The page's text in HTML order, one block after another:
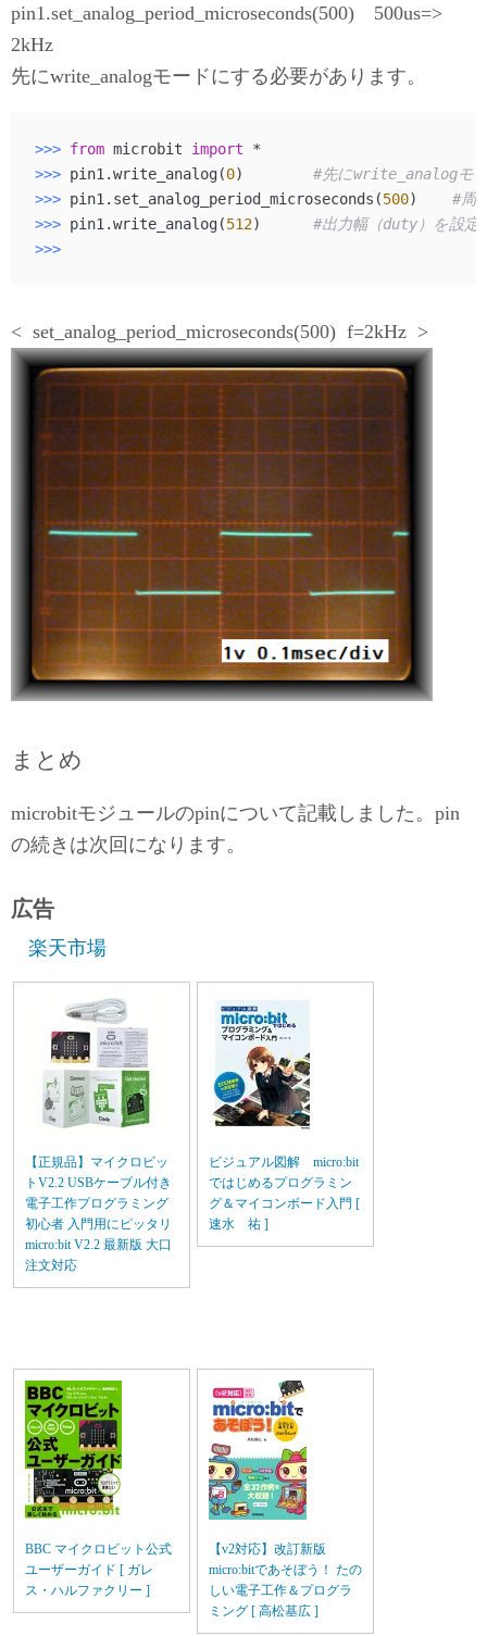
pin1.set_analog_period_microseconds(500) 500us=>
2kHz
先にwrite_analogモードにする必要があります。
>>> from microbit import
>>> pin1.write_analog(0) #先にwrite_analogモー
>>> pin1.set_analog_period_microseconds(500) #周
>>> pin1.write_analog(512) #出力幅（duty）を設定
>>>
< set_analog_period_microseconds(500) f=2kHz >
まとめ
microbitモジュールのpinについて記載しました。pin
の続きは次回になります。
広告
楽天市場
【正規品】マイクロビッ
トV2.2 USBケーブル付き
電子工作プログラミング
初心者 入門用にピッタリ
micro:bit V2.2 最新版 大口
注文対応
ビジュアル図解 micro:bit
ではじめるプログラミン
グ＆マイコンボード入門 [
速水 祐 ]
BBC マイクロビット公式
ユーザーガイド [ ガレ
ス・ハルファクリー ]
【v2対応】改訂新版
micro:bitであそぼう！ たの
しい電子工作＆プログラ
ミング [ 高松基広 ]